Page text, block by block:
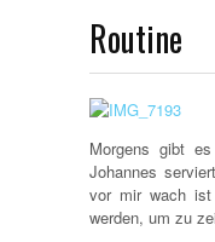
Routine
Morgens gibt
Johannes
vor mir wach
werden, um zu